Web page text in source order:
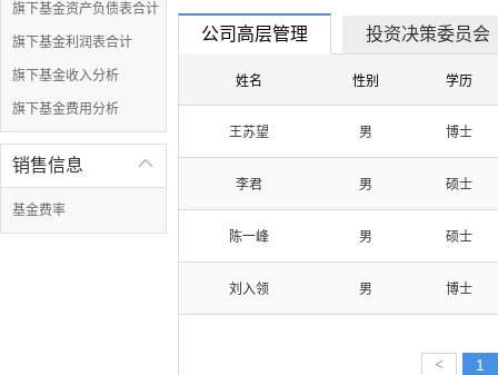
旗下基金资产负债表合计
旗下基金利润表合计
旗下基金收入分析
旗下基金费用分析

销售信息
基金费率
公司高层管理 投资决策委员会
姓名 性别 学历
王苏望 男 博士
李君 男 硕士
陈一峰 男 硕士
刘入领 男 博士
< 1